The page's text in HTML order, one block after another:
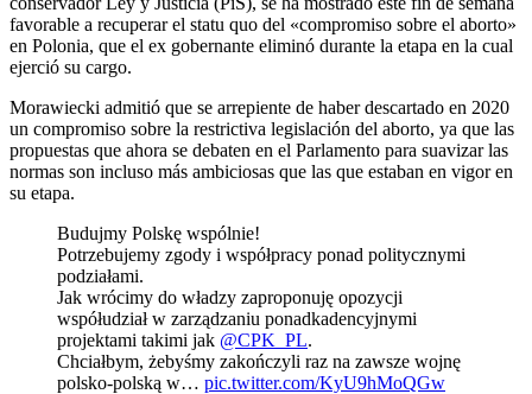
favorable a recuperar el statu quo del «compromiso sobre el aborto»
en Polonia, que el ex gobernante eliminó durante la etapa en la cual
ejerció su cargo.
Morawiecki admitió que se arrepiente de haber descartado en 2020
un compromiso sobre la restrictiva legislación del aborto, ya que las
propuestas que ahora se debaten en el Parlamento para suavizar las
normas son incluso más ambiciosas que las que estaban en vigor en
su etapa.
Budujmy Polskę wspólnie!
Potrzebujemy zgody i współpracy ponad politycznymi
podziałami.
Jak wrócimy do władzy zaproponuję opozycji
współudział w zarządzaniu ponadkadencyjnymi
projektami takimi jak @CPK_PL.
Chciałbym, żebyśmy zakończyli raz na zawsze wojnę
polsko-polską w… pic.twitter.com/KyU9hMoQGw